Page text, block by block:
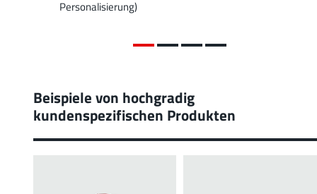
Personalisierung)
Beispiele von hochgradig
kundenspezifischen Produkten